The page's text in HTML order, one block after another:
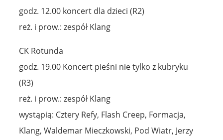
godz. 12.00 koncert dla dzieci (R2)
reż. i prow.: zespół Klang
CK Rotunda
godz. 19.00 Koncert pieśni nie tylko z kubryku
(R3)
reż. i prow.: zespół Klang
wystąpią: Cztery Refy, Flash Creep, Formacja,
Klang, Waldemar Mieczkowski, Pod Wiatr, Jerzy